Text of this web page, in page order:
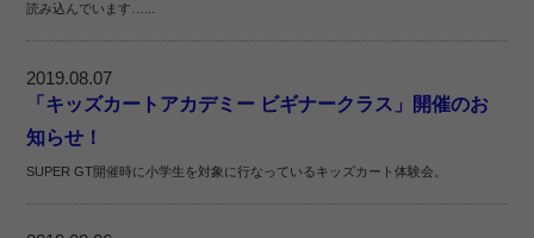
読み込んでいます…...
2019.08.07
「キッズカートアカデミー ビギナークラス」開催のお
知らせ！
SUPER GT開催時に小学生を対象に行なっているキッズカート体験会。